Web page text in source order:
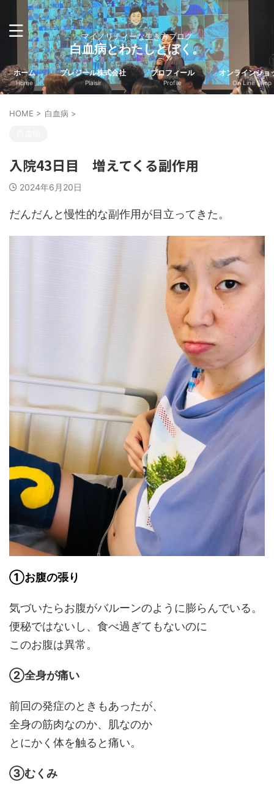
マイノリティーな生き方ブログ
白血病とわたしとぼく。
ホーム
Home
プレジール株式会社
Plaisir
プロフィール
Profile
オンラインショ
On Line Shop
HOME > 白血病 >
入院43日目 増えてくる副作用
2024年6月20日
だんだんと慢性的な副作用が目立ってきた。
①お腹の張り
気づいたらお腹がバルーンのように膨らんでいる。
便秘ではないし、食べ過ぎてもないのに
このお腹は異常。
②全身が痛い
前回の発症のときもあったが、
全身の筋肉なのか、肌なのか
とにかく体を触ると痛い。
③むくみ